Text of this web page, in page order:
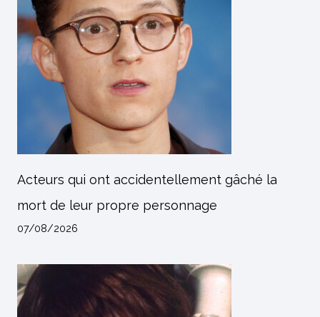
Acteurs qui ont accidentellement gâché la
mort de leur propre personnage
07/08/2026